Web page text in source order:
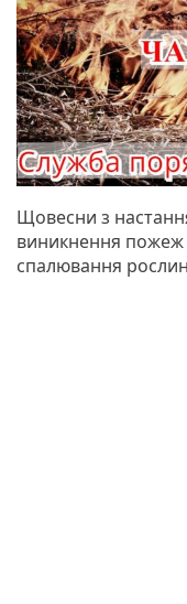
Щовесни з
виникнення пожеж
спалювання